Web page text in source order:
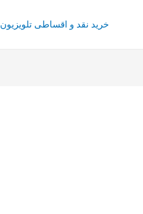
خرید نقد و اقساطی تلویزیون